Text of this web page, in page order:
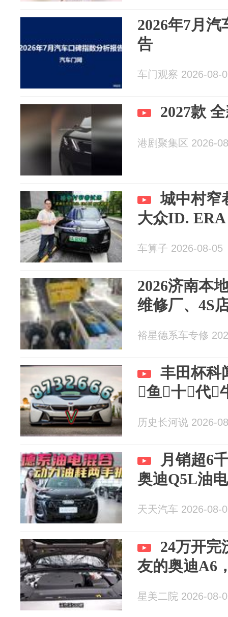
2026年7月
告
车门观察 2026-08-
2027款
港剧聚集区 2026-
城中村窄
大众ID.
车算子 2026-08-05
2026济南本
维修厂、4S
裕星德系车专修
丰田杯科
鱼十代
历史长河说 2026-
月销超6
奥迪Q5L油
天天汽车 2026-08-
24万开完
友的奥迪A6
星美二院 2026-08-